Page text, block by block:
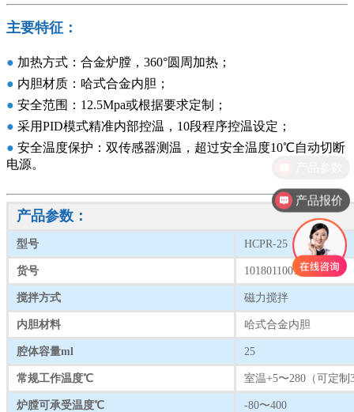
主要特征：
● 加热方式：合金炉膛，360°圆周加热；
● 内胆材质：哈式合金内胆；
● 安全范围：12.5Mpa或根据要求定制；
● 采用PID模式精准内部控温，10段程序控温设定；
● 安全温度保护：双传感器测温，超过安全温度10℃自动切断
电源。
产品参数：
型号 HCPR-25
货号 1018011001
搅拌方式 磁力搅拌
内胆材料 哈式合金内胆
腔体容量ml 25
常规工作温度℃ 室温+5〜280（可定制
炉膛可承受温度℃ -80〜400
产品报价